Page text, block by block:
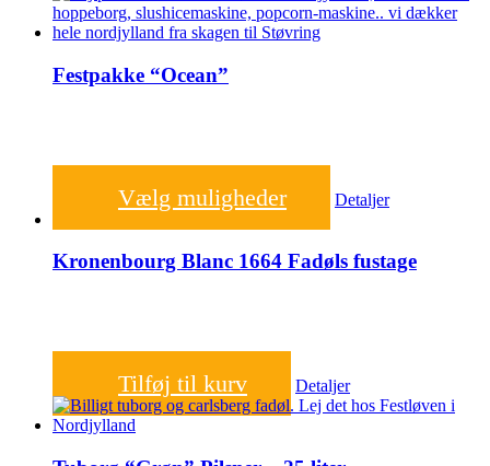
Festpakke “Ocean”
Vælg muligheder Detaljer
Kronenbourg Blanc 1664 Fadøls fustage
Tilføj til kurv Detaljer